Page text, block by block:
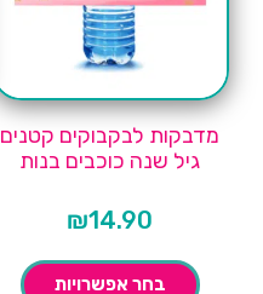
מדבקות לבקבוקים קטנים
גיל שנה כוכבים בנות
₪14.90
בחר אפשרויות